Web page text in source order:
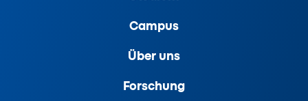
Campus
Über uns
Forschung